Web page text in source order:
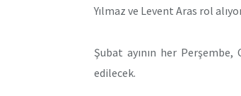
Yılmaz ve Levent Aras rol
Şubat ayının her
edilecek.